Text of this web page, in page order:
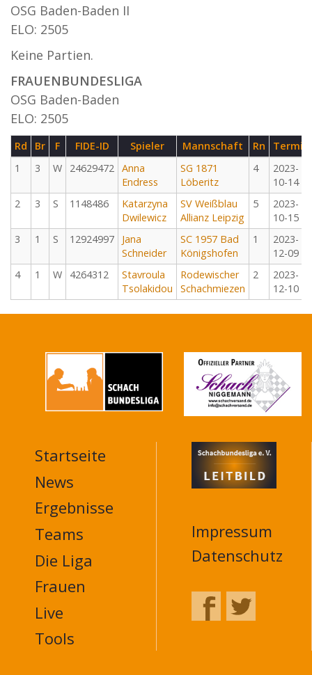
OSG Baden-Baden II
ELO: 2505
Keine Partien.
FRAUENBUNDESLIGA
OSG Baden-Baden
ELO: 2505
Rd Br F FIDE-ID Spieler Mannschaft Rn
Termin
1
3 W 24629472 Anna
Endress
SG 1871
Löberitz
4
2023-
10-14
2
3 S 1148486
Katarzyna
Dwilewicz
SV Weißblau
Allianz Leipzig
5
2023-
10-15
3
1 S 12924997
Jana
Schneider
SC 1957 Bad
Königshofen
1
2023-
12-09
4
1 W 4264312
Stavroula
Tsolakidou
Rodewischer
Schachmiezen
2
2023-
12-10
MAIN
NAVIGATION
FOOTER
Startseite
News
Ergebnisse
Teams
Die Liga
Frauen
Live
Tools
Impressum
Datenschutz